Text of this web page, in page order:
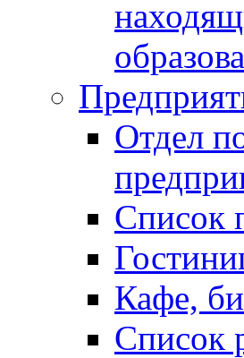
Отдел
Список
Кафе,
Cписок